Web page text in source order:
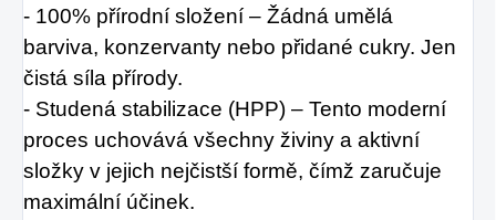
- 100% přírodní složení – Žádná umělá
barviva, konzervanty nebo přidané cukry. Jen
čistá síla přírody.
- Studená stabilizace (HPP) – Tento moderní
proces uchovává všechny živiny a aktivní
složky v jejich nejčistší formě, čímž zaručuje
maximální účinek.